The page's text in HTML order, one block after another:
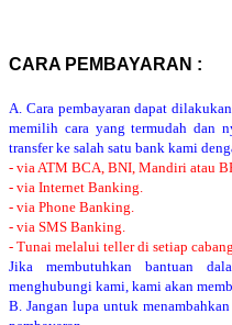
CARA PEMBAYARAN :
A. Cara pembayaran dapat
memilih cara yang termudah dan
transfer ke salah satu bank kami
- via ATM BCA, BNI, Mandiri atau
- via Internet Banking.
- via Phone Banking.
- via SMS Banking.
- Tunai melalui teller di setiap
Jika membutuhkan bantuan
menghubungi kami, kami akan
B. Jangan lupa untuk